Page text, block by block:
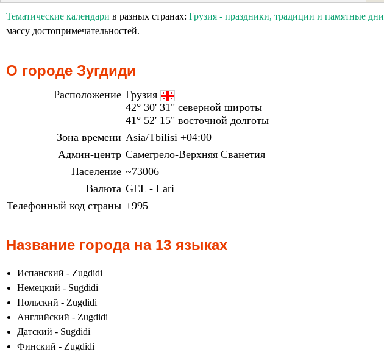
Тематические календари в разных странах: Грузия - праздники, традиции и памятные дни
массу достопримечательностей.
О городе Зугдиди
Расположение Грузия
42° 30' 31" северной широты
41° 52' 15" восточной долготы
Зона времени Asia/Tbilisi +04:00
Админ-центр Самегрело-Верхняя Сванетия
Население ~73006
Валюта GEL - Lari
Телефонный код страны +995
Название города на 13 языках
Испанский - Zugdidi
Немецкий - Sugdidi
Польский - Zugdidi
Английский - Zugdidi
Датский - Sugdidi
Финский - Zugdidi